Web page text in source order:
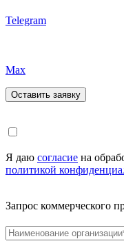
Telegram
Max
Я даю согласие на
политикой
Запрос коммерческого